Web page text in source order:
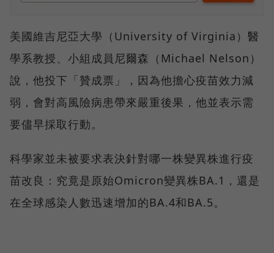
美國維吉尼亞大學（University of Virginia）醫
學系教授、小組成員尼爾森（Michael Nelson）
說，他投下「贊成票」，因為他擔心疫苗效力減
弱，會對高風險病患帶來嚴重後果，他並表示需
要儘早採取行動。
科學家並未被要求表決針對哪一株變異株進行疫
苗改良：究竟是原始Omicron變異株BA.1，還是
在全球感染人數迅速增加的BA.4和BA.5。